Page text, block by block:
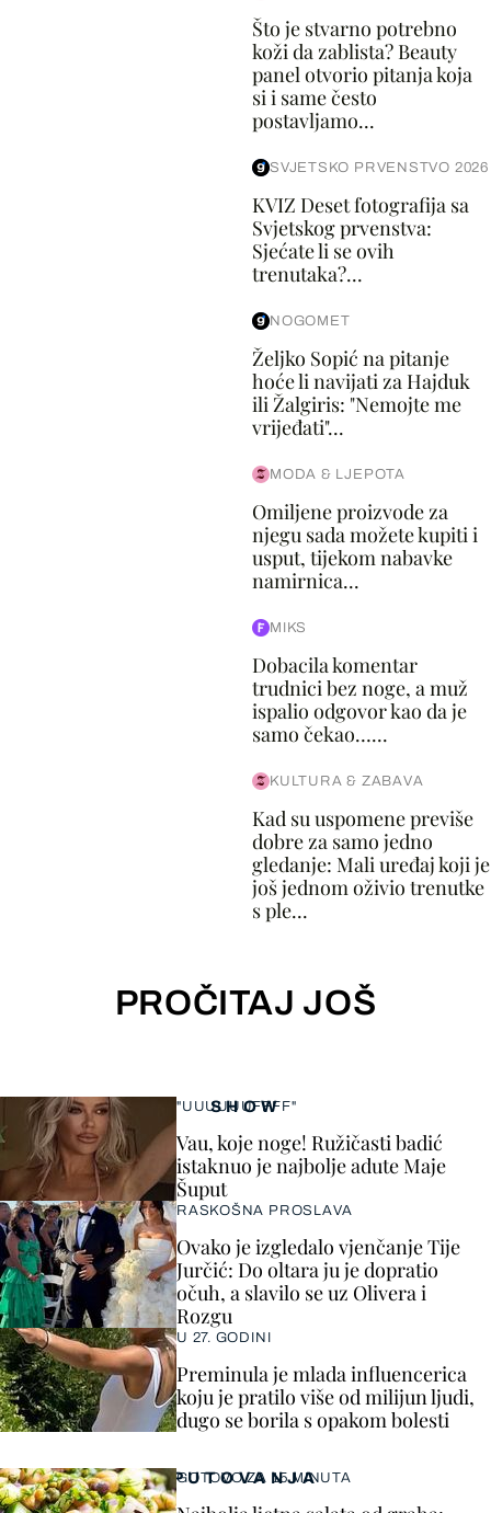
Što je stvarno potrebno
koži da zablista? Beauty
panel otvorio pitanja koja
si i same često
postavljamo...
SVJETSKO PRVENSTVO 2026
KVIZ Deset fotografija sa
Svjetskog prvenstva:
Sjećate li se ovih
trenutaka?...
NOGOMET
Željko Sopić na pitanje
hoće li navijati za Hajduk
ili Žalgiris: "Nemojte me
vrijeđati"...
MODA & LJEPOTA
Omiljene proizvode za
njegu sada možete kupiti i
usput, tijekom nabavke
namirnica...
MIKS
Dobacila komentar
trudnici bez noge, a muž
ispalio odgovor kao da je
samo čekao…...
KULTURA & ZABAVA
Kad su uspomene previše
dobre za samo jedno
gledanje: Mali uređaj koji je
još jednom oživio trenutke
s ple...
PROČITAJ JOŠ
SHOW
"UUUUUUFFFF"
Vau, koje noge! Ružičasti badić
istaknuo je najbolje adute Maje
Šuput
RASKOŠNA PROSLAVA
Ovako je izgledalo vjenčanje Tije
Jurčić: Do oltara ju je dopratio
očuh, a slavilo se uz Olivera i
Rozgu
U 27. GODINI
Preminula je mlada influencerica
koju je pratilo više od milijun ljudi,
dugo se borila s opakom bolesti
PUTOVANJA
GOTOVO ZA 15 MINUTA